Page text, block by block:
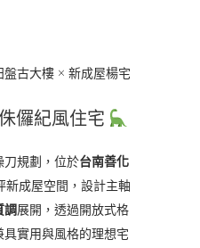
古大樓 × 新成屋楊宅
儸紀風住宅
刀規劃，位於台南善化
新成屋空間，設計主軸
調展開，透過開放式格
實用與風格的理想宅